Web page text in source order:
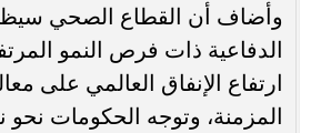
وأضاف أن القطاع الصحي
الدفاعية ذات فرص النمو
ارتفاع الإنفاق العالمي على
المزمنة، وتوجه الحكومات نحو